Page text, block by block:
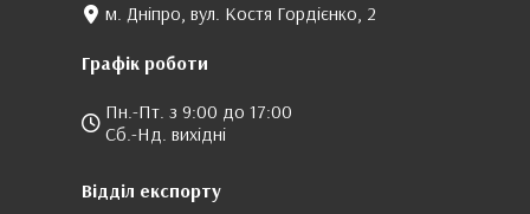
м. Дніпро, вул. Костя Гордієнко, 2
Графік роботи
Пн.-Пт. з 9:00 до 17:00
Сб.-Нд. вихідні
Відділ експорту